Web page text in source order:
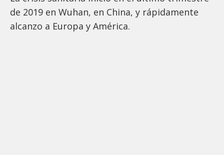
de 2019 en Wuhan, en China, y rápidamente
alcanzo a Europa y América.